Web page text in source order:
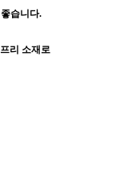
습니다.
리 소재로